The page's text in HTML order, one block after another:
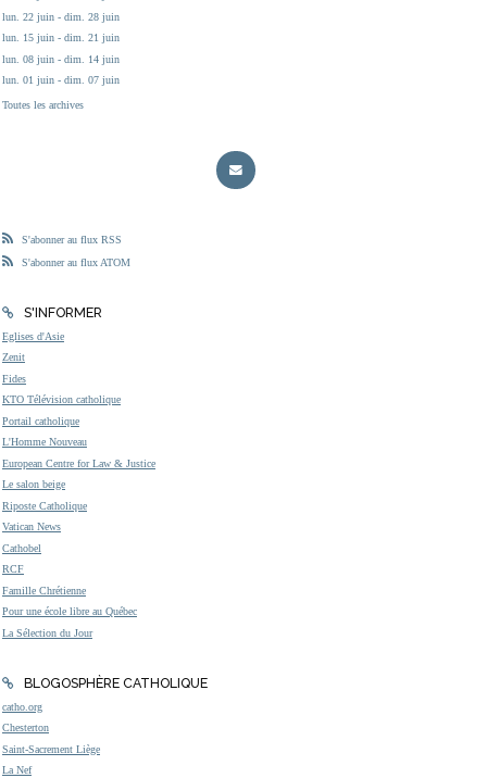
lun. 22 juin - dim. 28 juin
lun. 15 juin - dim. 21 juin
lun. 08 juin - dim. 14 juin
lun. 01 juin - dim. 07 juin
Toutes les archives
S'abonner au flux RSS
S'abonner au flux ATOM
S'INFORMER
Eglises d'Asie
Zenit
Fides
KTO Télévision catholique
Portail catholique
L'Homme Nouveau
European Centre for Law & Justice
Le salon beige
Riposte Catholique
Vatican News
Cathobel
RCF
Famille Chrétienne
Pour une école libre au Québec
La Sélection du Jour
BLOGOSPHÈRE CATHOLIQUE
catho.org
Chesterton
Saint-Sacrement Liège
La Nef